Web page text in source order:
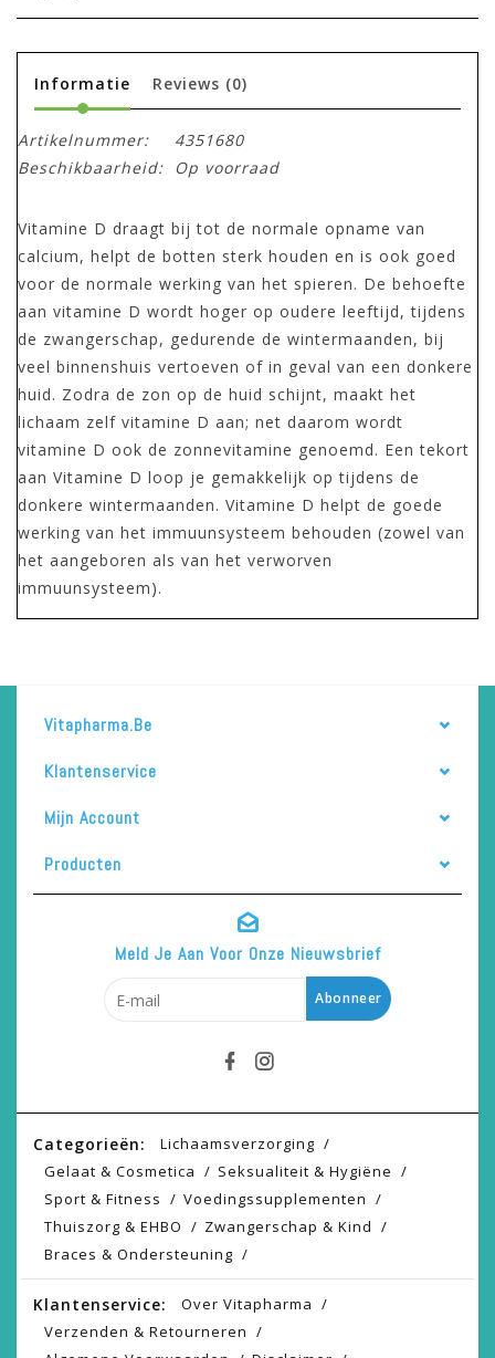
Informatie Reviews (0)
Artikelnummer:
4351680
Beschikbaarheid:
Op voorraad
Vitamine D draagt bij tot de normale opname van
calcium, helpt de botten sterk houden en is ook goed
voor de normale werking van het spieren. De behoefte
aan vitamine D wordt hoger op oudere leeftijd, tijdens
de zwangerschap, gedurende de wintermaanden, bij
veel binnenshuis vertoeven of in geval van een donkere
huid. Zodra de zon op de huid schijnt, maakt het
lichaam zelf vitamine D aan; net daarom wordt
vitamine D ook de zonnevitamine genoemd. Een tekort
aan Vitamine D loop je gemakkelijk op tijdens de
donkere wintermaanden. Vitamine D helpt de goede
werking van het immuunsysteem behouden (zowel van
het aangeboren als van het verworven
immuunsysteem).
Vitapharma.be
Klantenservice
Mijn Account
Producten
Meld Je Aan Voor Onze Nieuwsbrief
Abonneer
Categorieën:
Lichaamsverzorging
Gelaat & Cosmetica
Seksualiteit & Hygiëne
Sport & Fitness
Voedingssupplementen
Thuiszorg & EHBO
Zwangerschap & Kind
Braces & Ondersteuning
Klantenservice:
Over Vitapharma
Verzenden & Retourneren